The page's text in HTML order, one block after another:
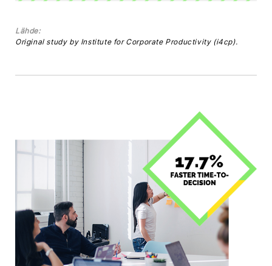
Lähde:
Original study by Institute for Corporate Productivity (i4cp).